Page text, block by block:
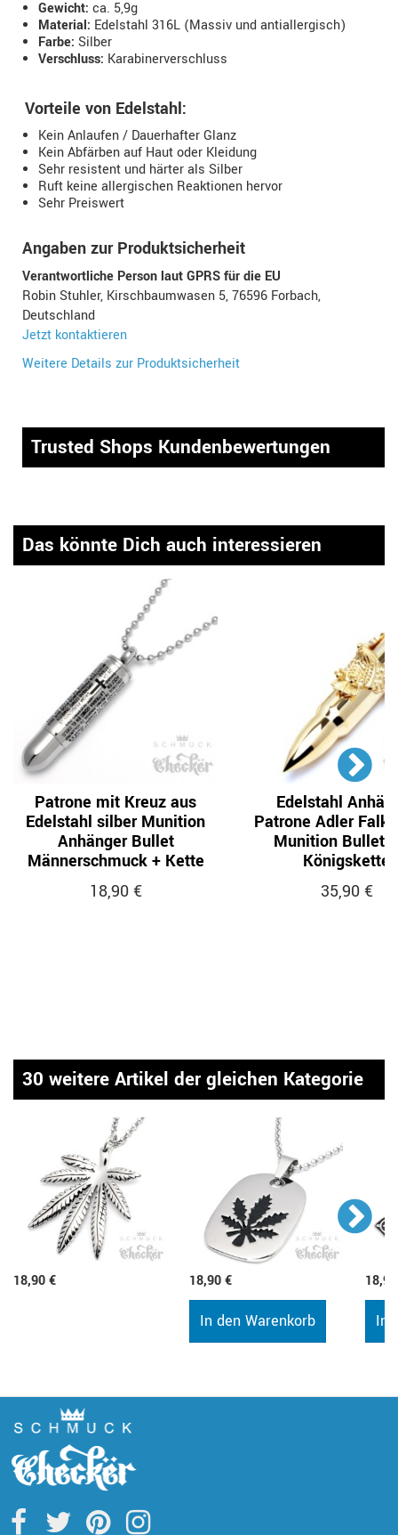
Gewicht: ca. 5,9g
Material: Edelstahl 316L (Massiv und antiallergisch)
Farbe: Silber
Verschluss: Karabinerverschluss
Vorteile von Edelstahl:
Kein Anlaufen / Dauerhafter Glanz
Kein Abfärben auf Haut oder Kleidung
Sehr resistent und härter als Silber
Ruft keine allergischen Reaktionen hervor
Sehr Preiswert
Angaben zur Produktsicherheit
Verantwortliche Person laut GPRS für die EU
Robin Stuhler, Kirschbaumwasen 5, 76596 Forbach,
Deutschland
Jetzt kontaktieren
Weitere Details zur Produktsicherheit
Trusted Shops Kundenbewertungen
Das könnte Dich auch interessieren
Patrone mit Kreuz aus
Edelstahl silber Munition
Anhänger Bullet
Männerschmuck + Kette
18,90 €
Edelstahl
Patrone Adler
Munition Bullet
Königskette
35,90 €
30 weitere Artikel der gleichen Kategorie
18,90 € 18,90 €
In den Warenkorb In